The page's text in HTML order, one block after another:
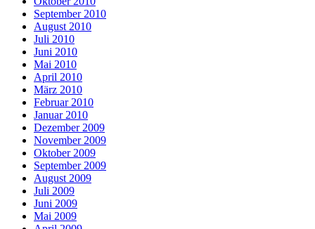
September 2010
August 2010
Juli 2010
Juni 2010
Mai 2010
April 2010
März 2010
Februar 2010
Januar 2010
Dezember 2009
November 2009
Oktober 2009
September 2009
August 2009
Juli 2009
Juni 2009
Mai 2009